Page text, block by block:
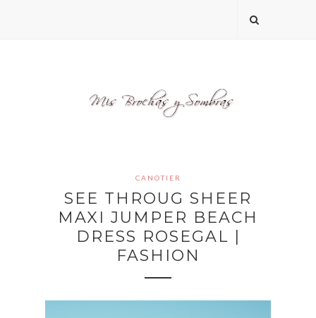
CANOTIER
SEE THROUG SHEER
MAXI JUMPER BEACH
DRESS ROSEGAL |
FASHION